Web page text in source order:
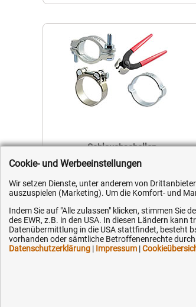
Schlauchschellen
Kundenhotline (Festnetz):
+49 (0) 5351 - 523 520
Cookie- und Werbeeinstellungen
Wir setzen Dienste, unter anderem von
auszuspielen (Marketing). Um die Komfort- und
Indem Sie auf "Alle zulassen" klicken, stimmen
des EWR, z.B. in den USA. In diesen Ländern
Datenübermittlung in die USA stattfindet, besteht
vorhanden oder sämtliche Betroffenenrechte
Datenschutzerklärung | Impressum |